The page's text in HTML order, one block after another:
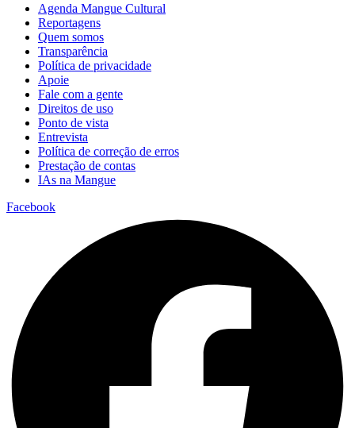
Agenda Mangue Cultural
Reportagens
Quem somos
Transparência
Política de privacidade
Apoie
Fale com a gente
Direitos de uso
Ponto de vista
Entrevista
Política de correção de erros
Prestação de contas
IAs na Mangue
Facebook